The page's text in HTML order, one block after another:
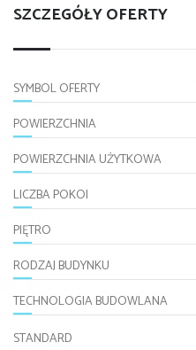
SZCZEGÓŁY OFERTY
SYMBOL OFERTY
POWIERZCHNIA
POWIERZCHNIA UŻYTKOWA
LICZBA POKOI
PIĘTRO
RODZAJ BUDYNKU
TECHNOLOGIA BUDOWLANA
STANDARD